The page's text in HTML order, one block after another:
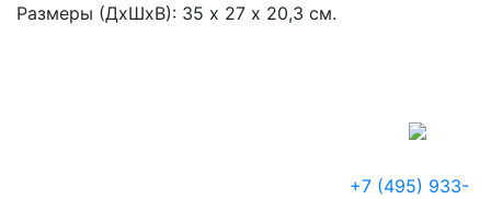
Размеры (ДхШхВ): 35 х 27 х 20,3 см.
+7 (495) 933-